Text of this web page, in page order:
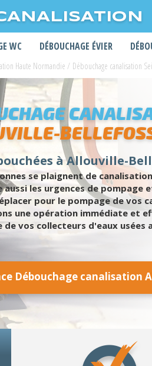
WC DÉBOUCHAGE ÉVIER
Haute Normandie / Débouchage canalisation
à Allouville-
se plaignent de
les urgences de pompage
pour le pompage de
une opération immédiate et
vos collecteurs d'eaux usées
Débouchage canalisation